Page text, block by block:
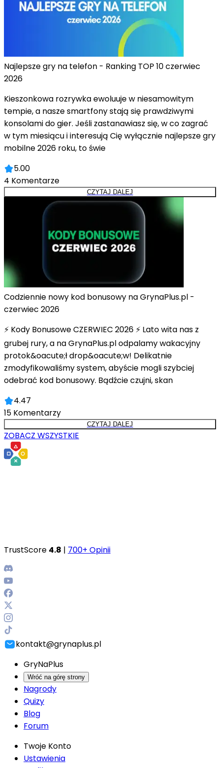
Najlepsze gry na telefon - Ranking TOP 10 czerwiec
2026
Kieszonkowa rozrywka ewoluuje w niesamowitym
tempie, a nasze smartfony stają się prawdziwymi
konsolami do gier. Jeśli zastanawiasz się, w co zagrać
w tym miesiącu i interesują Cię wyłącznie najlepsze gry
mobilne 2026 roku, to świe
5.00
4 Komentarze
CZYTAJ DALEJ
Codziennie nowy kod bonusowy na GrynaPlus.pl -
czerwiec 2026
⚡ Kody Bonusowe CZERWIEC 2026 ⚡ Lato wita nas z
grubej rury, a na GrynaPlus.pl odpalamy wakacyjny
protok&oacute;ł drop&oacute;w! Delikatnie
zmodyfikowaliśmy system, abyście mogli szybciej
odebrać kod bonusowy. Bądźcie czujni, skan
4.47
15 Komentarzy
CZYTAJ DALEJ
ZOBACZ WSZYSTKIE
TrustScore 4.8 | 700+ Opinii
kontakt@grynaplus.pl
GryNaPlus
Wróć na górę strony
Nagrody
Quizy
Blog
Forum
Twoje Konto
Ustawienia